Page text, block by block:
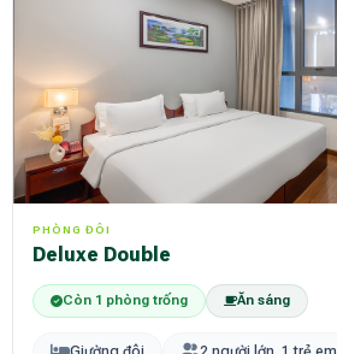
PHÒNG ĐÔI
Deluxe Double
Còn 1 phòng trống Ăn sáng